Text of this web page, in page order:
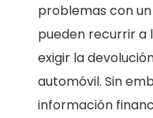
problemas con
pueden recurrir a
exigir la
automóvil. Sin
información